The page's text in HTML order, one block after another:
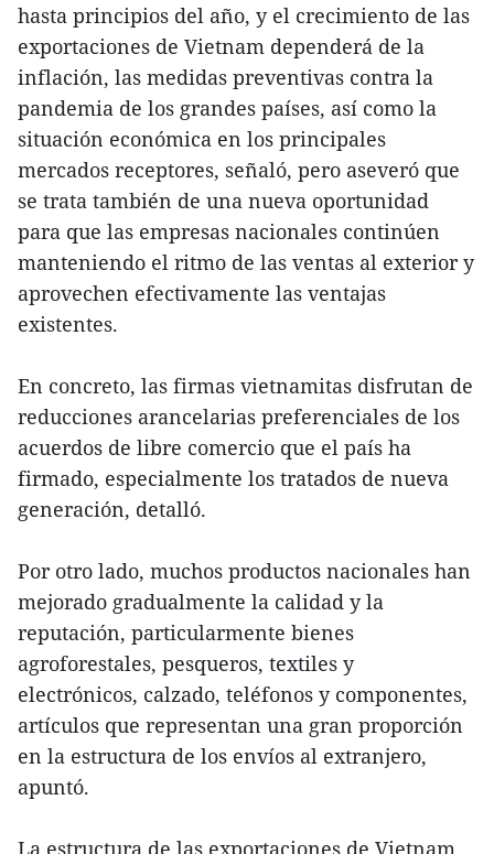
hasta principios del año, y el crecimiento de las
exportaciones de Vietnam dependerá de la
inflación, las medidas preventivas contra la
pandemia de los grandes países, así como la
situación económica en los principales
mercados receptores, señaló, pero aseveró que
se trata también de una nueva oportunidad
para que las empresas nacionales continúen
manteniendo el ritmo de las ventas al exterior y
aprovechen efectivamente las ventajas
existentes.
En concreto, las firmas vietnamitas disfrutan de
reducciones arancelarias preferenciales de los
acuerdos de libre comercio que el país ha
firmado, especialmente los tratados de nueva
generación, detalló.
Por otro lado, muchos productos nacionales han
mejorado gradualmente la calidad y la
reputación, particularmente bienes
agroforestales, pesqueros, textiles y
electrónicos, calzado, teléfonos y componentes,
artículos que representan una gran proporción
en la estructura de los envíos al extranjero,
apuntó.